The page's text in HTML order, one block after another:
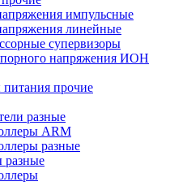
импульсные
линейные
супервизоры
напряжения ИОН
прочие
разные
ARM
разные
разные